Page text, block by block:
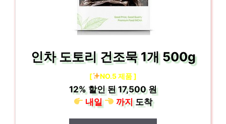
인차 도토리 건조묵 1개 500g
[ NO.5 제품 ]
12% 할인 된17,500 원
내일
까지도착